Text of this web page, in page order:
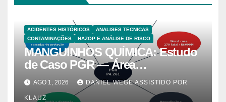
ACIDENTES HISTÓRICOS
ANALISES TECNICAS
CONTAMINAÇÕES
HAZOP E ANÁLISE DE RISCO
MANGUINHOS QUÍMICA: Estudo
de Caso PGR — Área
Contaminada Prioridade A em
Campinas (CETESB P4.261)
AGO 1, 2026 DANIEL WEGE ASSISTIDO POR
KLAUZ